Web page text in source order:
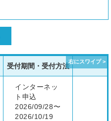
受付期間・受付方法
インターネッ
ト申込
2026/09/28〜
2026/10/19